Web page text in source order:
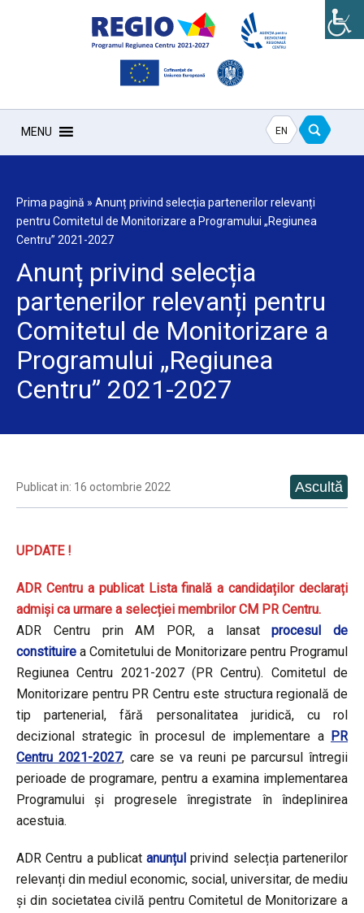
MENU EN
Prima pagină » Anunț privind selecția partenerilor relevanți
pentru Comitetul de Monitorizare a Programului „Regiunea
Centru” 2021-2027
Anunț privind selecția
partenerilor relevanți pentru
Comitetul de Monitorizare a
Programului „Regiunea
Centru” 2021-2027
Publicat in: 16 octombrie 2022
UPDATE !
ADR Centru a publicat Lista finală a candidaților declarați
admiși ca urmare a selecției membrilor CM PR Centru.
ADR Centru prin AM POR, a lansatprocesul de
constituire a Comitetului de Monitorizare pentru Programul
Regiunea Centru 2021-2027 (PR Centru). Comitetul de
Monitorizare pentru PR Centru este structura regională de
tip partenerial, fără personalitatea juridică, cu rol
decizional strategic în procesul de implementare a PR
Centru 2021-2027, care se va reuni pe parcursul întregii
perioade de programare, pentru a examina implementarea
Programului și progresele înregistrate în îndeplinirea
acestuia.
ADR Centru a publicatanunțulprivind selecția partenerilor
relevanți din mediul economic, social, universitar, de mediu
şi din societatea civilă pentru Comitetul de Monitorizare a